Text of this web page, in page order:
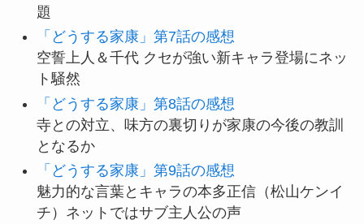
題
「どうする家康」第7話の感想
空誓上人＆千代 クセが強い新キャラ登場にネッ
ト騒然
「どうする家康」第8話の感想
寺との対立、味方の裏切りが家康の今後の教訓
となるか
「どうする家康」第9話の感想
魅力的な言葉とキャラの本多正信（松山ケンイ
チ）ネットではサブ主人公の声